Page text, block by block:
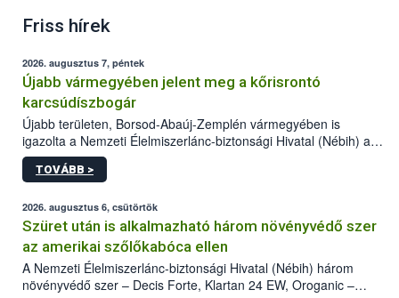
Friss hírek
2026. augusztus 7, péntek
Újabb vármegyében jelent meg a kőrisrontó
karcsúdíszbogár
Újabb területen, Borsod-Abaúj-Zemplén vármegyében is
igazolta a Nemzeti Élelmiszerlánc-biztonsági Hivatal (Nébih) a
kőrisrontó karcsúdíszbogár (Agrilus planipennis) jelenlétét. A
kártevőt nem csak színcsapdában találták meg, de már fertőzött
az intenzív felderítést, emellett az intézkedéseket a szlovák
hatósággal is összehangolják a terjedés megállítása érdekében.
TOVÁBB >
2026. augusztus 6, csütörtök
Szüret után is alkalmazható három növényvédő szer
az amerikai szőlőkabóca ellen
A Nemzeti Élelmiszerlánc-biztonsági Hivatal (Nébih) három
növényvédő szer – Decis Forte, Klartan 24 EW, Oroganic –